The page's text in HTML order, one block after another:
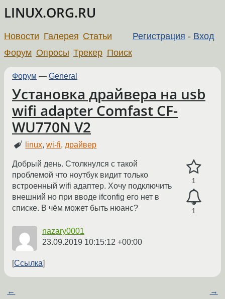
LINUX.ORG.RU
Регистрация - Вход
Новости Галерея Статьи
Форум Опросы Трекер Поиск
Форум — General
Установка драйвера на usb
wifi adapter Comfast CF-
WU770N V2
linux,wi-fi,драйвер
1
1
Добрый день. Столкнулся с такой
проблемой что ноутбук видит только
встроенный wifi адаптер. Хочу подключить
внешний но при вводе ifconfig его нет в
списке. В чём может быть нюанс?
nazary0001
23.09.2019 10:15:12 +00:00
Ссылка
← →